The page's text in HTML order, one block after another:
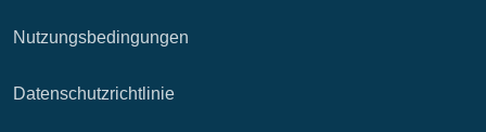
Nutzungsbedingungen
Datenschutzrichtlinie